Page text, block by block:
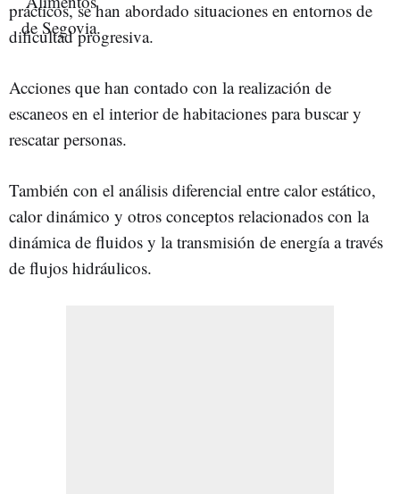
prácticos, se han abordado situaciones en entornos de
dificultad progresiva.
Acciones que han contado con la realización de
escaneos en el interior de habitaciones para buscar y
rescatar personas.
También con el análisis diferencial entre calor estático,
calor dinámico y otros conceptos relacionados con la
dinámica de fluidos y la transmisión de energía a través
de flujos hidráulicos.